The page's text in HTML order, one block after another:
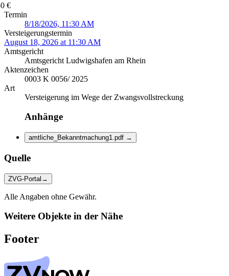
€
Termin
8/18/2026, 11:30 AM
Versteigerungstermin
August 18, 2026 at 11:30 AM
Amtsgericht
Amtsgericht Ludwigshafen am Rhein
Aktenzeichen
0003 K 0056/ 2025
Art
Versteigerung im Wege der Zwangsvollstreckung
Anhänge
amtliche_Bekanntmachung1.pdf →
Quelle
ZVG-Portal →
Alle Angaben ohne Gewähr.
Weitere Objekte in der Nähe
Footer